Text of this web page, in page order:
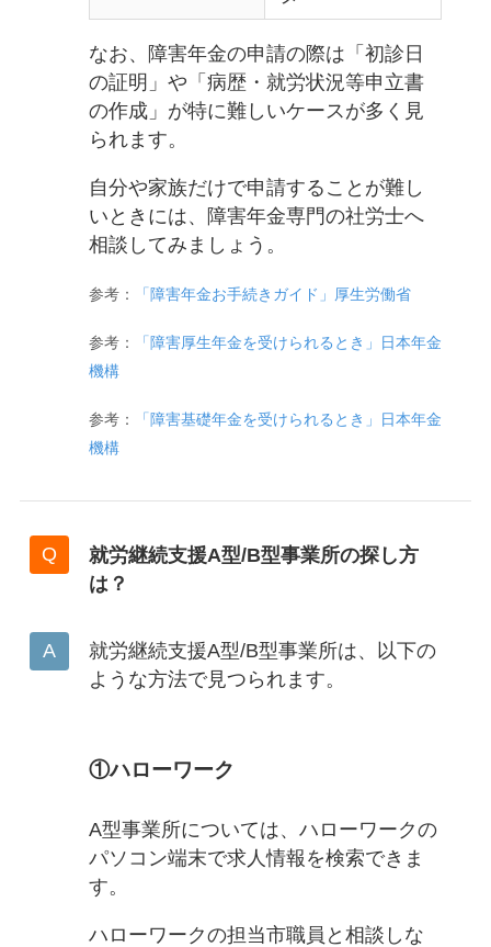
なお、障害年金の申請の際は「初診日
の証明」や「病歴・就労状況等申立書
の作成」が特に難しいケースが多く見
られます。
自分や家族だけで申請することが難し
いときには、障害年金専門の社労士へ
相談してみましょう。
参考： 「障害年金お手続きガイド」厚生労働省
参考：
「障害厚生年金を受けられるとき」日本年金
機構
参考：
「障害基礎年金を受けられるとき」日本年金
機構
就労継続支援A型/B型事業所の探し方
は？
就労継続支援A型/B型事業所は、以下の
ような方法で見つられます。
①ハローワーク
A型事業所については、ハローワークの
パソコン端末で求人情報を検索できま
す。
ハローワークの担当市職員と相談しな